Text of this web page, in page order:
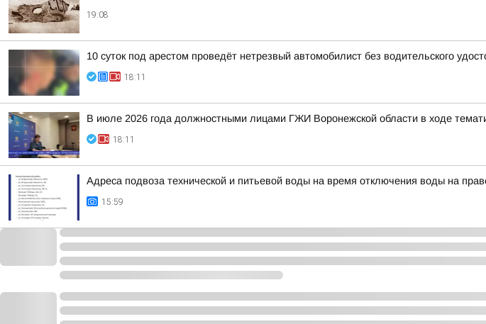
19:08
10 суток под арестом проведёт нетрезвый автомобилист без водительского
18:11
В июле 2026 года должностными лицами ГЖИ Воронежской области в ходе
18:11
Адреса подвоза технической и питьевой воды на время отключения воды на
15:59